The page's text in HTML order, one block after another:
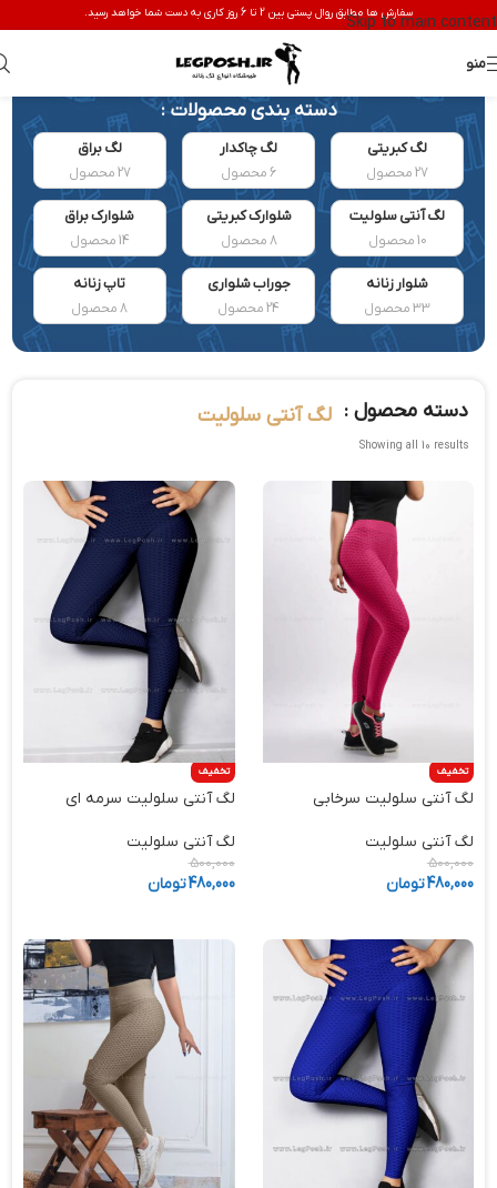
Skip to main contentسفارش ها مطابق روال پستی بین 2 تا 6 روز کاری به دست شما خواهد رسید.
منو
دسته بندی محصولات :
لگ کبریتی
27 محصول
لگ چاکدار
6 محصول
لگ براق
27 محصول
لگ آنتی سلولیت
10 محصول
شلوارک کبریتی
8 محصول
شلوارک براق
14 محصول
شلوار زنانه
33 محصول
جوراب شلواری
24 محصول
تاپ زنانه
8 محصول
دسته محصول : لگ آنتی سلولیت
Showing all 10 results
تخفیف
لگ آنتی سلولیت سرخابی
لگ آنتی سلولیت
500,000
480,000تومان
تخفیف
لگ آنتی سلولیت سرمه ای
لگ آنتی سلولیت
500,000
480,000تومان